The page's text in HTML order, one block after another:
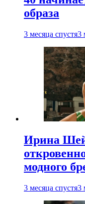
образа
3 месяца спустя3
Ирина
модного
3 месяца спустя3